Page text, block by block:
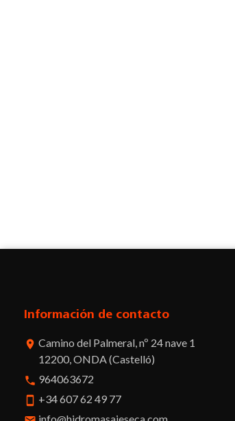
Información de contacto
room Camino del Palmeral, nº 24 nave 1
12200, ONDA (Castelló)
phone 964063672
smartphone +34 607 62 49 77